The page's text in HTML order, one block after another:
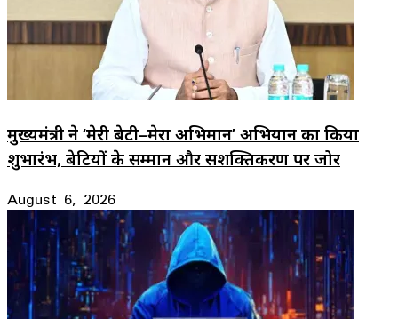
मुख्यमंत्री ने ‘मेरी बेटी–मेरा अभिमान’ अभियान का किया
शुभारंभ, बेटियों के सम्मान और सशक्तिकरण पर जोर
August 6, 2026